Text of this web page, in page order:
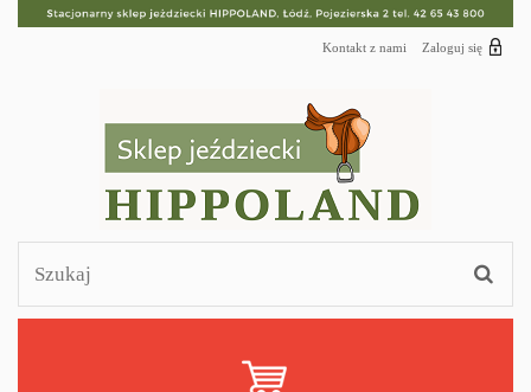
Zaloguj się
Kontakt z nami